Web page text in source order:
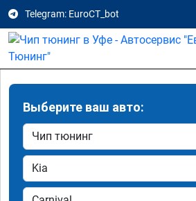
Telegram: EuroCT_bot
Выберите ваш авто: